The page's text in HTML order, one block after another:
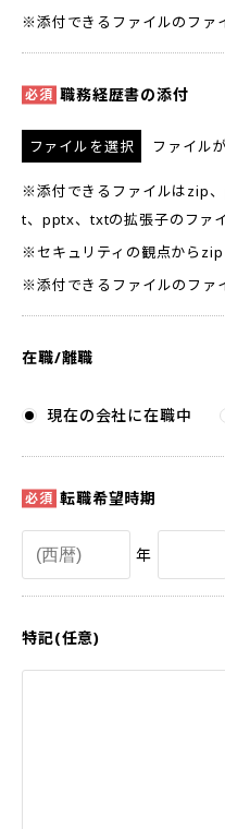
※添付できるファイルのファ
職務経歴書の添付
ファイル
※添付できるファイルはzip
t、pptx、txtの拡張子のファイ
※セキュリティの観点からzip
※添付できるファイルのファ
在職/離職
現在の会社に在職中
転職希望時期
年
特記(任意)